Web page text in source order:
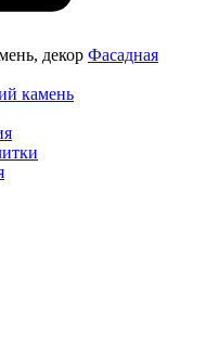
Фасадная
камень